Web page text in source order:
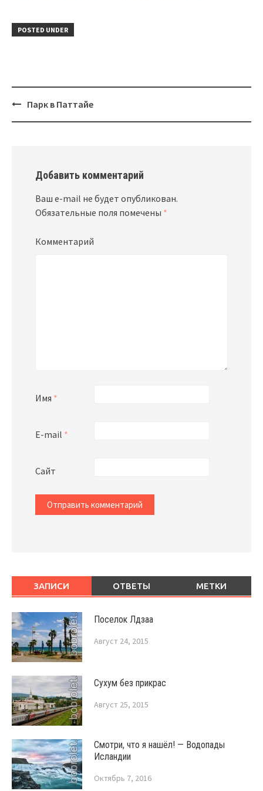
POSTED UNDER
Post
Парк в Паттайе
Добавить комментарий
Ваш e-mail не будет опубликован.
Обязательные поля помечены *
Комментарий
Имя *
E-mail *
Сайт
ЗАПИСИ ОТВЕТЫ МЕТКИ
Поселок Лдзаа
Август 24, 2015
Сухум без прикрас
Август 25, 2015
Смотри, что я нашёл! — Водопады
Исландии
Октябрь 7, 2016